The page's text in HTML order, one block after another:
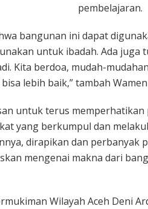
pembelajaran.
bangunan ini dapat
untuk ibadah. Ada
Kita berdoa, mudah-
lebih baik,” tambah
untuk terus
yang berkumpul dan
dirapikan dan perbanyak
mengenai makna dari
Wilayah Aceh Deni